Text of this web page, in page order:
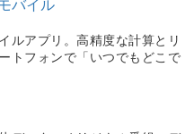
ルアプリ。高精度な計算とリ
トフォンで「いつでもどこで